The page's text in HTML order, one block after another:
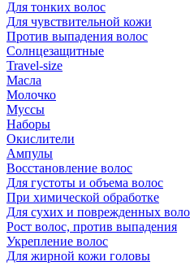
Для тонких волос
Для чувствительной кожи
Против выпадения волос
Солнцезащитные
Travel-size
Масла
Молочко
Муссы
Наборы
Окислители
Ампулы
Восстановление волос
Для густоты и объема волос
При химической обработке
Для сухих и поврежденных
Рост волос, против выпадения
Укрепление волос
Для жирной кожи головы